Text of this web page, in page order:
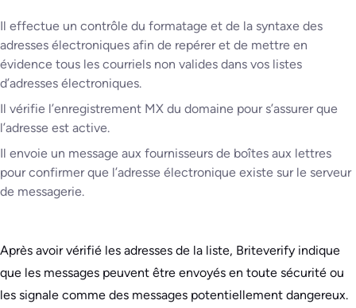
Il effectue un contrôle du formatage et de la syntaxe des
adresses électroniques afin de repérer et de mettre en
évidence tous les courriels non valides dans vos listes
d’adresses électroniques.
Il vérifie l’enregistrement MX du domaine pour s’assurer que
l’adresse est active.
Il envoie un message aux fournisseurs de boîtes aux lettres
pour confirmer que l’adresse électronique existe sur le serveur
de messagerie.
Après avoir vérifié les adresses de la liste, Briteverify indique
que les messages peuvent être envoyés en toute sécurité ou
les signale comme des messages potentiellement dangereux.